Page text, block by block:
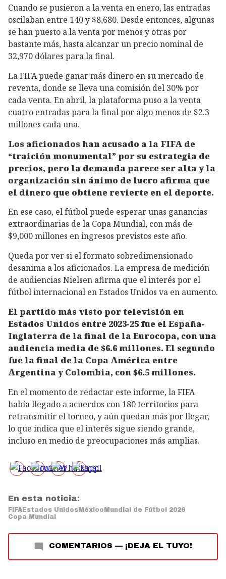
Cuando se pusieron a la venta en enero, las entradas
oscilaban entre 140 y $8,680. Desde entonces, algunas
se han puesto a la venta por menos y otras por
bastante más, hasta alcanzar un precio nominal de
32,970 dólares para la final.
La FIFA puede ganar más dinero en su mercado de
reventa, donde se lleva una comisión del 30% por
cada venta. En abril, la plataforma puso a la venta
cuatro entradas para la final por algo menos de $2.3
millones cada una.
Los aficionados han acusado a la FIFA de
“traición monumental” por su estrategia de
precios, pero la demanda parece ser alta y la
organización sin ánimo de lucro afirma que
el dinero que obtiene revierte en el deporte.
En ese caso, el fútbol puede esperar unas ganancias
extraordinarias de la Copa Mundial, con más de
$9,000 millones en ingresos previstos este año.
Queda por ver si el formato sobredimensionado
desanima a los aficionados. La empresa de medición
de audiencias Nielsen afirma que el interés por el
fútbol internacional en Estados Unidos va en aumento.
El partido más visto por televisión en
Estados Unidos entre 2023-25 fue el España-
Inglaterra de la final de la Eurocopa, con una
audiencia media de $6.6 millones. El segundo
fue la final de la Copa América entre
Argentina y Colombia, con $6.5 millones.
En el momento de redactar este informe, la FIFA
había llegado a acuerdos con 180 territorios para
retransmitir el torneo, y aún quedan más por llegar,
lo que indica que el interés sigue siendo grande,
incluso en medio de preocupaciones más amplias.
En esta noticia:
FIFAEstados UnidosMéxicoMundial de Fútbol 2026
Copa Mundial
COMENTARIOS — ¡DEJA EL TUYO!